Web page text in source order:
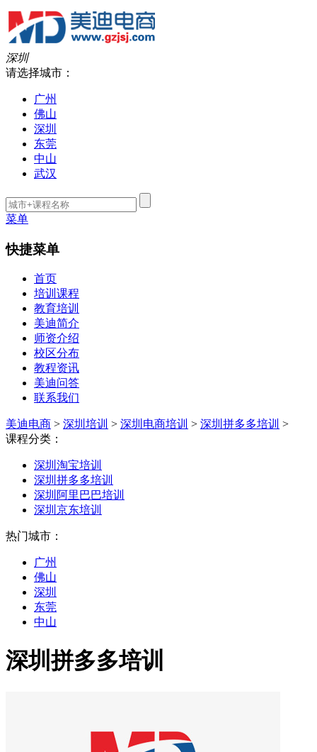
深圳
请选择城市：
广州
佛山
深圳
东莞
中山
武汉
菜单
快捷菜单
首页
培训课程
教育培训
美迪简介
师资介绍
校区分布
教程资讯
美迪问答
联系我们
美迪电商 > 深圳培训 > 深圳电商培训 > 深圳拼多多培训 >
课程分类：
深圳淘宝培训
深圳拼多多培训
深圳阿里巴巴培训
深圳京东培训
热门城市：
广州
佛山
深圳
东莞
中山
深圳拼多多培训